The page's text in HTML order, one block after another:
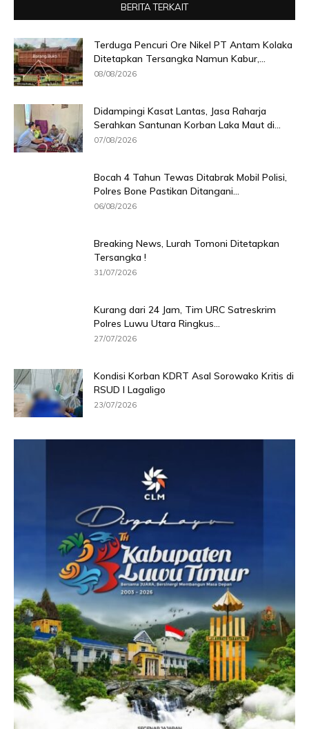
BERITA TERKAIT
Terduga Pencuri Ore Nikel PT Antam Kolaka
Ditetapkan Tersangka Namun Kabur,...
08/08/2026
Didampingi Kasat Lantas, Jasa Raharja
Serahkan Santunan Korban Laka Maut di...
07/08/2026
Bocah 4 Tahun Tewas Ditabrak Mobil Polisi,
Polres Bone Pastikan Ditangani...
06/08/2026
Breaking News, Lurah Tomoni Ditetapkan
Tersangka !
31/07/2026
Kurang dari 24 Jam, Tim URC Satreskrim
Polres Luwu Utara Ringkus...
27/07/2026
Kondisi Korban KDRT Asal Sorowako Kritis di
RSUD I Lagaligo
23/07/2026